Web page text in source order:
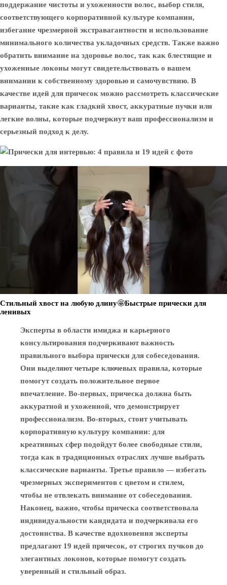
поддержание чистоты и ухоженности волос, выбор стиля,
соответствующего корпоративной культуре компании,
избегание чрезмерной экстравагантности и использование
минимального количества укладочных средств. Также важно
обратить внимание на здоровье волос, так как блестящие и
ухоженные локоны могут свидетельствовать о вашем
внимании к собственному здоровью и самочувствию. В
качестве идей для причесок можно рассмотреть классические
варианты, такие как гладкий хвост, аккуратные пучки или
легкие волны, которые подчеркнут ваш профессионализм и
серьезный подход к делу.
Стильный хвост на любую длину🤩Быстрые прически для
ленивых
Эксперты в области имиджа и карьерного
консультирования подчеркивают важность
правильного выбора прически для собеседования.
Они выделяют четыре ключевых правила, которые
помогут создать положительное первое
впечатление. Во-первых, прическа должна быть
аккуратной и ухоженной, что демонстрирует
профессионализм. Во-вторых, стоит учитывать
корпоративную культуру компании: для
креативных сфер подойдут более свободные стили,
тогда как в традиционных отраслях лучше выбрать
классические варианты. Третье правило — избегать
чрезмерных экспериментов с цветом и стилем,
чтобы не отвлекать внимание от собеседования.
Наконец, важно, чтобы прическа соответствовала
индивидуальности кандидата и подчеркивала его
достоинства. В качестве вдохновения эксперты
предлагают 19 идей причесок, от строгих пучков до
элегантных локонов, которые помогут создать
уверенный и стильный образ.